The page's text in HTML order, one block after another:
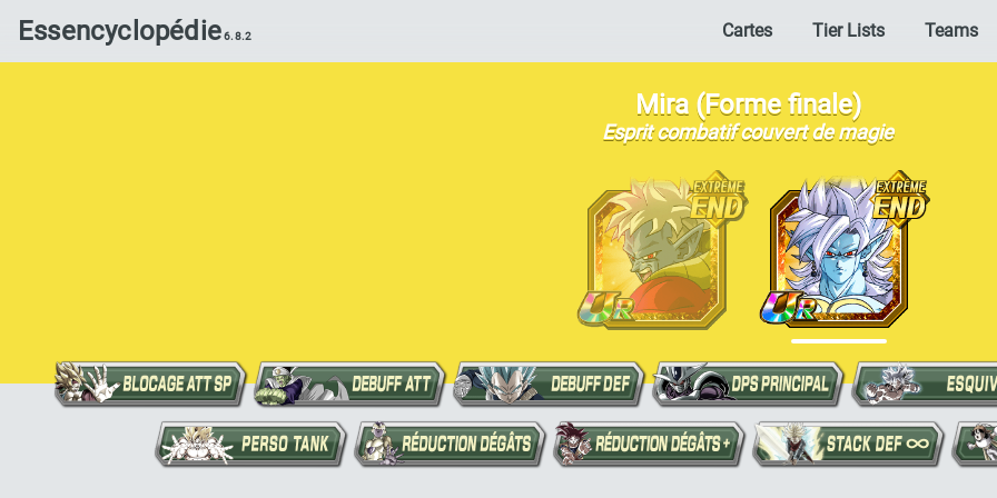
Essencyclopédie Cartes Tier Lists Teams
Mira (Forme finale)
Esprit combatif couvert de magie